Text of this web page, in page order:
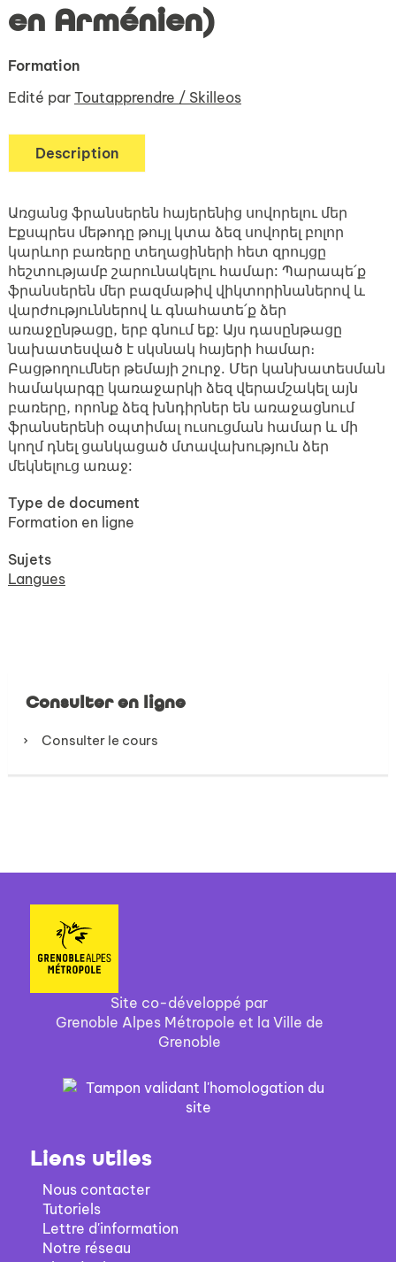
en Arménien)
Formation
Edité par Toutapprendre / Skilleos
Description
Առցանց ֆրանսերեն հայերենից սովորելու մեր
Էքսպրես մեթոդը թույլ կտա ձեզ սովորել բոլոր
կարևոր բառերը տեղացիների հետ զրույցը
հեշտությամբ շարունակելու համար: Պարապե՛ք
ֆրանսերեն մեր բազմաթիվ վիկտորինաներով և
վարժություններով և գնահատե՛ք ձեր
առաջընթացը, երբ գնում եք: Այս դասընթացը
նախատեսված է սկսնակ հայերի համար։
Բացթողումներ թեմայի շուրջ. Մեր կանխատեսման
համակարգը կառաջարկի ձեզ վերամշակել այն
բառերը, որոնք ձեզ խնդիրներ են առաջացնում
ֆրանսերենի օպտիմալ ուսուցման համար և մի
կողմ դնել ցանկացած մտավախություն ձեր
մեկնելուց առաջ:
Type de document
Formation en ligne
Sujets
Langues
Consulter en ligne
Consulter le cours
Site co-développé par
Grenoble Alpes Métropole et la Ville de
Grenoble
Liens utiles
Nous contacter
Tutoriels
Lettre d'information
Notre réseau